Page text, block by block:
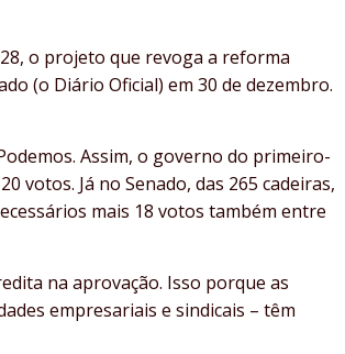
o projeto que revoga a reforma
(o Diário Oficial) em 30 de dezembro.
Assim, o governo do primeiro-
votos. Já no Senado, das 265 cadeiras,
mais 18 votos também entre
na aprovação. Isso porque as
empresariais e sindicais – têm